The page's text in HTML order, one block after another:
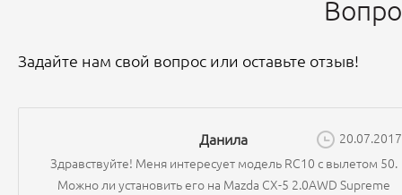
Задайте нам свой вопрос или оставьте отзыв!
Данила
20.07.2017
Здравствуйте! Меня интересует модель RC10 с вылетом 50.
Можно ли установить его на Mazda CX-5 2.0AWD Supreme